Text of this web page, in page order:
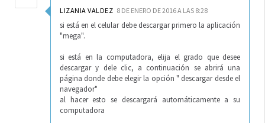
LIZANIA VALDEZ 8 DE ENERO DE 2016 A LAS 8:28
si está en el celular debe descargar primero la aplicación
"mega".
si está en la computadora, elija el grado que desee
descargar y dele clic, a continuación se abrirá una
página donde debe elegir la opción " descargar desde el
navegador"
al hacer esto se descargará automáticamente a su
computadora